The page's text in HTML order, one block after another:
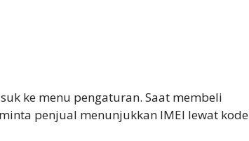
ke menu pengaturan. Saat membeli
penjual menunjukkan IMEI lewat kode